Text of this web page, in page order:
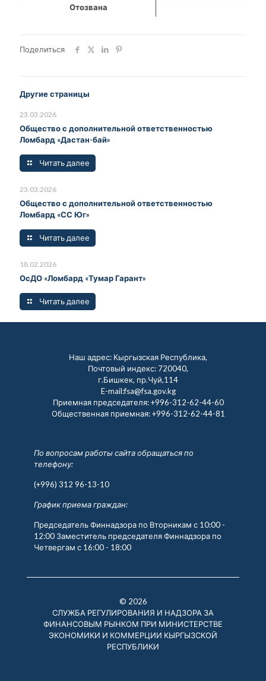
Отозвана
Поделиться
Другие страницы
23.03.2026
Общество с дополнительной ответственностью
Ломбард «Дастан-бай»
Читать далее
23.03.2026
Общество с дополнительной ответственностью
Ломбард «СС Юг»
Читать далее
18.02.2026
ОсДО «Ломбард «Тумар Гарант»
Читать далее
Наш адрес: Кыргызская Республика,
Почтовый индекс: 720040,
г.Бишкек, пр.Чуй,114
E-mail:fsa@fsa.gov.kg
Приемная председателя:+996-312-62-44-60
Общественная приемная:+996-312-62-44-81
По вопросам работы сайта обращаться по
телефону:
(+996) 312 96-13-10
График приема граждан:
Председатель Финнадзора по Вторникам с 10:00 -
12:00 Заместитель председателя Финнадзора по
Четвергам с 16:00 - 18:00
© 2026
СЛУЖБА РЕГУЛИРОВАНИЯ И НАДЗОРА ЗА
ФИНАНСОВЫМ РЫНКОМ ПРИ МИНИСТЕРСТВЕ
ЭКОНОМИКИ И КОММЕРЦИИ КЫРГЫЗСКОЙ
РЕСПУБЛИКИ